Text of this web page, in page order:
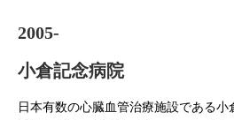
2005-
小倉記念病院
日本有数の心臓血管治療施設である